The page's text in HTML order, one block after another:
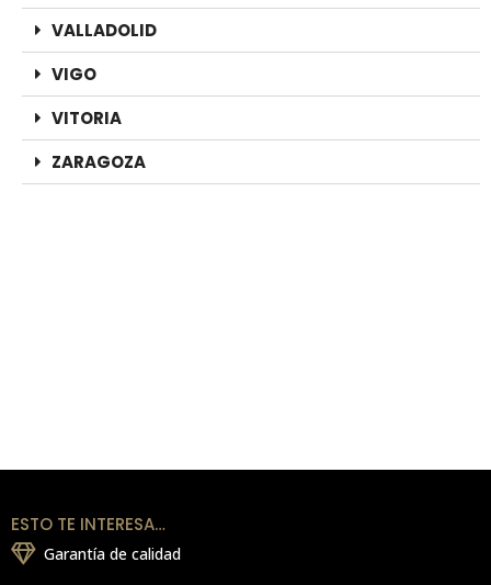
VALLADOLID
VIGO
VITORIA
ZARAGOZA
ESTO TE INTERESA…
Garantía de calidad